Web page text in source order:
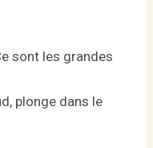
sont les grandes
plonge dans le